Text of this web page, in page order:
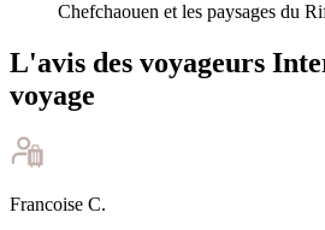
Chefchaouen et les paysages du
L'avis des voyageurs
voyage
Francoise C.